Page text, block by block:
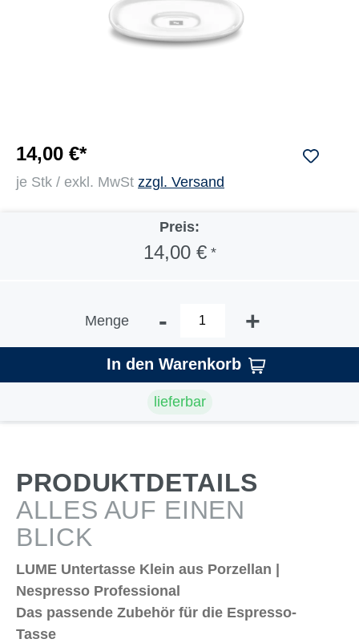
14,00 €*
je Stk / exkl. MwSt zzgl. Versand
Preis:
14,00 €*
Menge - +
In den Warenkorb
lieferbar
PRODUKTDETAILS
ALLES AUF EINEN
BLICK
LUME Untertasse Klein aus Porzellan |
Nespresso Professional
Das passende Zubehör für die Espresso-
Tasse